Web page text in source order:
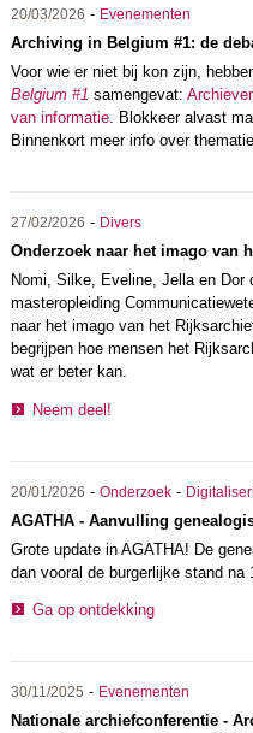
20/03/2026 - Evenementen
Archiving in Belgium #1: de
Voor wie er niet bij kon zijn,
Belgium #1 samengevat:
van informatie. Blokkeer alvast
Binnenkort meer info over
27/02/2026 - Divers
Onderzoek naar het imago van
Nomi, Silke, Eveline, Jella en Dor
masteropleiding
naar het imago van het
begrijpen hoe mensen het
wat er beter kan.
Neem deel!
20/01/2026 - Onderzoek-
AGATHA - Aanvulling
Grote update in AGATHA! De
dan vooral de burgerlijke stand na
Ga op ontdekking
30/11/2025 - Evenementen
Nationale archiefconferentie -